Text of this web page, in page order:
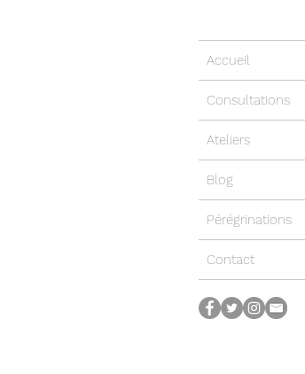
Accueil
Consultations
Ateliers
Blog
Pérégrinations
Contact